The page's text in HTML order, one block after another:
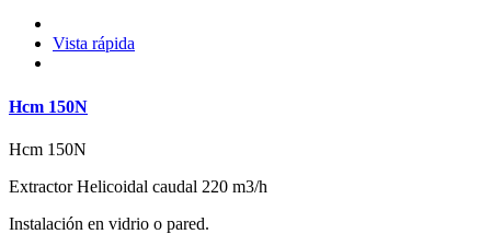
Vista rápida
Hcm 150N
Hcm 150N
Extractor Helicoidal caudal 220 m3/h
Instalación en vidrio o pared.